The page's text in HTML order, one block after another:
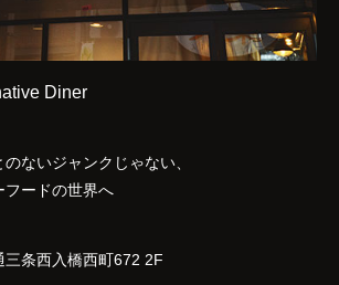
Diner
ないジャンクじゃない、
フードの世界へ
条西入橋西町672 2F